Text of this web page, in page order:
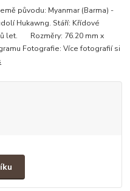
původu: Myanmar (Barma) -
Hukawng. Stáří: Křídové
let. Rozměry: 76.20 mm x
Fotografie: Více fotografií si